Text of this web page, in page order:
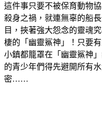
這件事只要不被保育動物
殺身之禍，就連無辜的船
目，挾著強大怨念的靈魂
棲的「幽靈鯊神」！只要
小鎮都籠罩在「幽靈鯊神
的青少年們得先避開所有
密……